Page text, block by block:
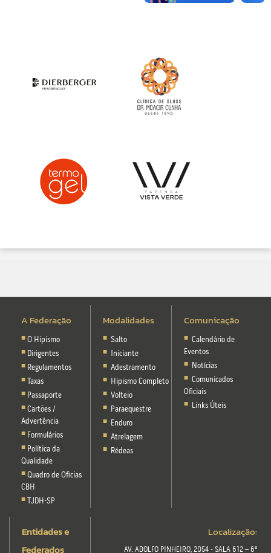
A Federação
O Hipismo
Dirigentes
Regulamentos
Taxas
Passaporte
Cartões /
Advertência
Formulários
Política da
Qualidade
Quadro de Oficias
CBH
TJDH-SP
Modalidades
Salto
Iniciante
Adestramento
Hipismo Completo
Volteio
Paraequestre
Enduro
Atrelagem
Rédeas
Comunicação
Calendário de
Eventos
Notícias
Comunicados
Oficiais
Links Úteis
Entidades e
Federados
Localização:
AV. ADOLFO PINHEIRO, 2054 - SALA 612 – 6º